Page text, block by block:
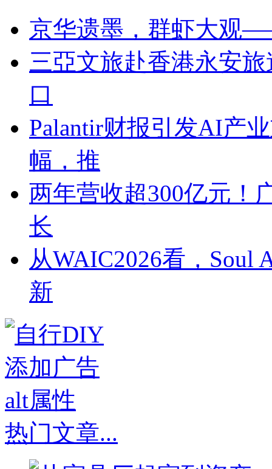
京华遗墨，群虾大观
三亞文旅赴香港永安
口
Palantir财报引发AI产
幅，推
两年营收超300亿元！
长
从WAIC2026看，Soul
新
热门文章...